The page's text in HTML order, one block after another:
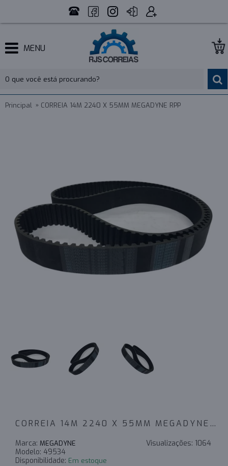
MENU
Principal CORREIA 14M 2240 X 55MM MEGADYNE RPP
CORREIA 14M 2240 X 55MM MEGADYNE RPP
Visualizações: 1064
Marca: MEGADYNE
Modelo: 49534
Disponibilidade: Em estoque